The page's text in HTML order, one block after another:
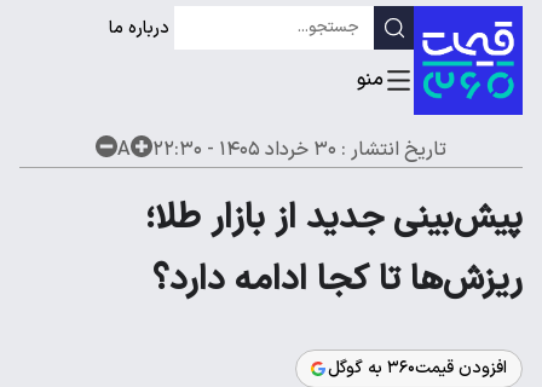
درباره ما
تاریخ انتشار : ۳۰ خرداد ۱۴۰۵ - ۲۲:۳۰ A
پیش‌بینی جدید از بازار طلا؛
ریزش‌ها تا کجا ادامه دارد؟
افزودن قیمت۳۶۰ به گوگل